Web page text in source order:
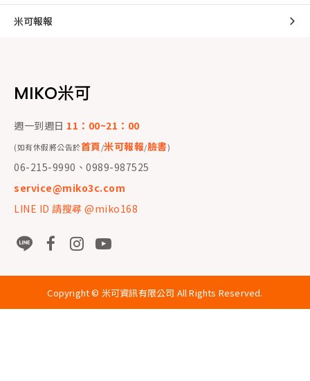
米可報報
MIKO米可
週一到週日 11：00~21：00
(如有休假將公告於首頁/米可報報/臉書)
06-215-9990、0989-987525
service@miko3c.com
LINE ID 請搜尋 @miko168
Copyright © 米可資訊有限公司 All Rights Reserved.